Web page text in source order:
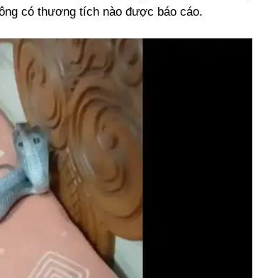
có thương tích nào được báo cáo.